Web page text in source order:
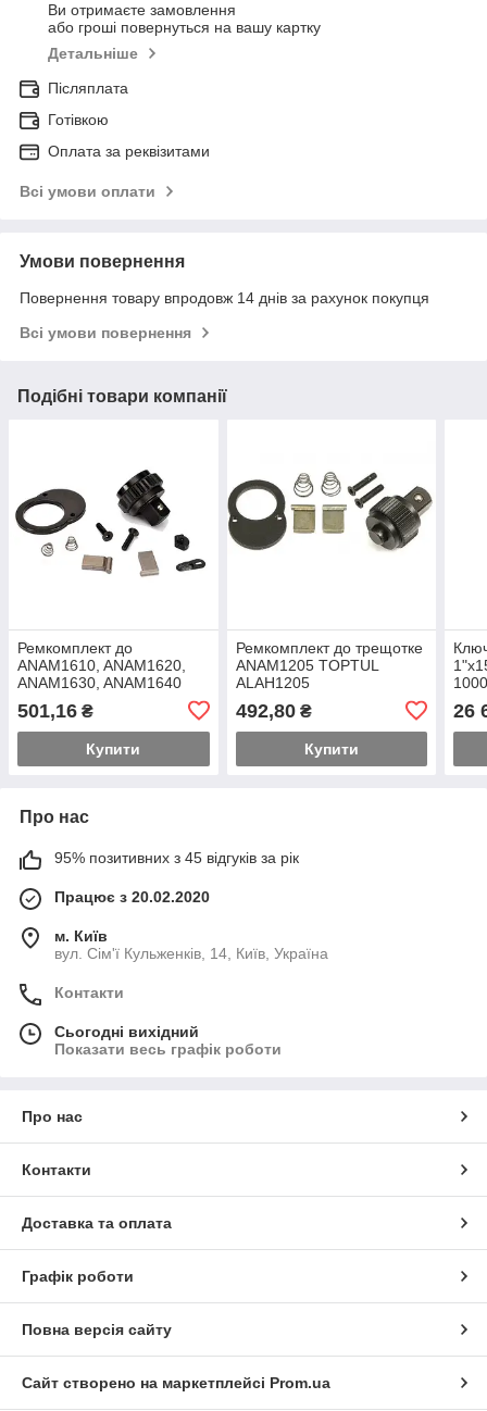
Ви отримаєте замовлення
або гроші повернуться на вашу картку
Детальніше
Післяплата
Готівкою
Оплата за реквізитами
Всі умови оплати
Умови повернення
Повернення товару впродовж 14 днів за рахунок покупця
Всі умови повернення
Подібні товари компанії
Ремкомплект до
ANAM1610, ANAM1620,
ANAM1630, ANAM1640
501,16 ₴
Купити
Ремкомплект до трещотке
ANAM1205 TOPTUL
ALAH1205
492,80₴
Купити
26
Про нас
95% позитивних з 45 відгуків за рік
Працює з 20.02.2020
м. Київ
вул. Сім'ї Кульженків, 14, Київ, Україна
Контакти
Сьогодні вихідний
Показати весь графік роботи
Про нас
Контакти
Доставка та оплата
Графік роботи
Повна версія сайту
Сайт створено на маркетплейсі Prom.ua